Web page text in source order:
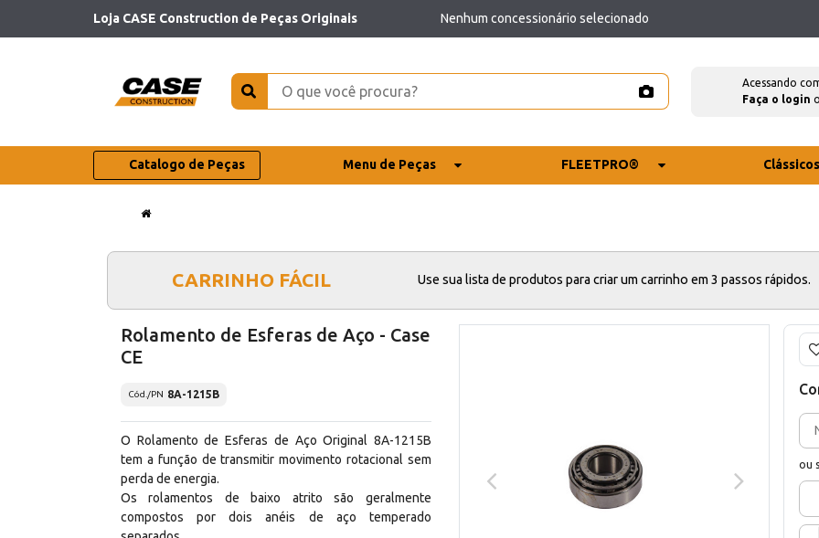
Loja CASE Construction de Peças Originais Nenhum concessionário selecionado
Acessando
Faça o login
Catalogo de Peças Menu de Peças FLEETPRO®
CARRINHO FÁCIL Use sua lista de produtos para criar um carrinho em 3 passos rápidos.
Rolamento de Esferas de Aço - Case
CE
Cód./PN 8A-1215B
O Rolamento de Esferas de Aço Original 8A-1215B
tem a função de transmitir movimento rotacional sem
perda de energia.
Os rolamentos de baixo atrito são geralmente
compostos por dois anéis de aço temperado
ou